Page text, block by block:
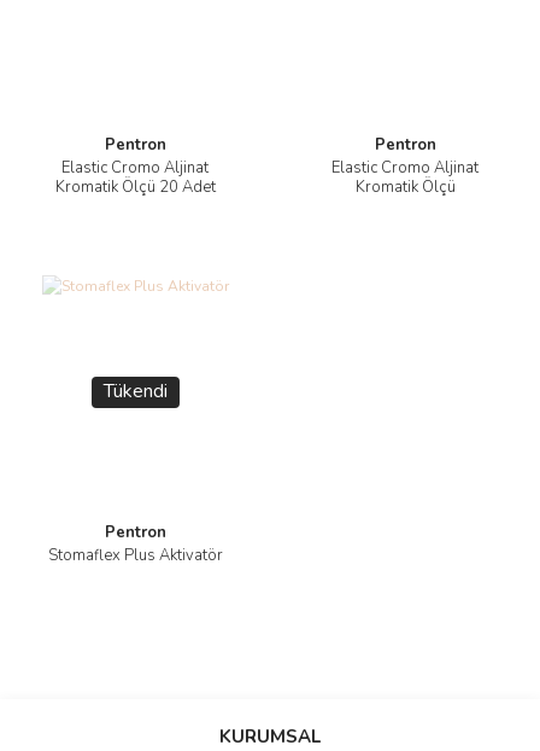
Pentron
Elastic Cromo Aljinat
Kromatik Ölçü 20 Adet
Pentron
Elastic Cromo Aljinat
Kromatik Ölçü
Tükendi
Pentron
Stomaflex Plus Aktivatör
KURUMSAL